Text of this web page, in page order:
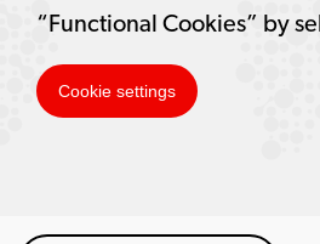
“Functional Cookies” by
Cookie settings